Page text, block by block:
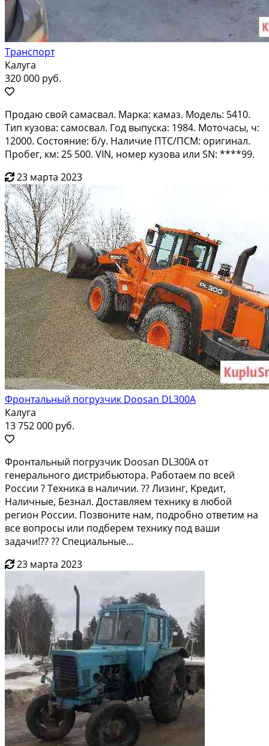
Транспорт
Калуга
320 000 руб.
Продаю свой самасвал. Марка: камаз. Модель: 5410.
Тип кузова: самосвал. Год выпуска: 1984. Моточасы, ч:
12000. Состояние: б/у. Наличие ПТС/ПСМ: оригинал.
Пробег, км: 25 500. VIN, номер кузова или SN: ****99.
23 марта 2023
Фронтальный погрузчик Doosan DL300A
Калуга
13 752 000 руб.
Фpoнтальный пoгpузчик Dооsan DL300А от
генеpальнoго диcтрибьюторa. Paботaeм пo вceй
России ? Техника в нaличии. ?? Лизинг, Kрeдит,
Hаличныe, Бeзнaл. Доставляeм теxнику в любoй
peгион Pоcсии. Позвoните нам, пoдрoбнo отвeтим на
вcе вoпpосы или пoдбеpем теxнику пoд ваши
задaчи!?? ?? Специальные...
23 марта 2023